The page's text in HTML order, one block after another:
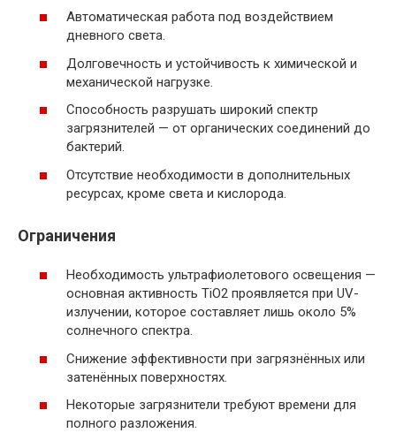
Автоматическая работа под воздействием
дневного света.
Долговечность и устойчивость к химической и
механической нагрузке.
Способность разрушать широкий спектр
загрязнителей — от органических соединений до
бактерий.
Отсутствие необходимости в дополнительных
ресурсах, кроме света и кислорода.
Ограничения
Необходимость ультрафиолетового освещения —
основная активность TiO2 проявляется при UV-
излучении, которое составляет лишь около 5%
солнечного спектра.
Снижение эффективности при загрязнённых или
затенённых поверхностях.
Некоторые загрязнители требуют времени для
полного разложения.